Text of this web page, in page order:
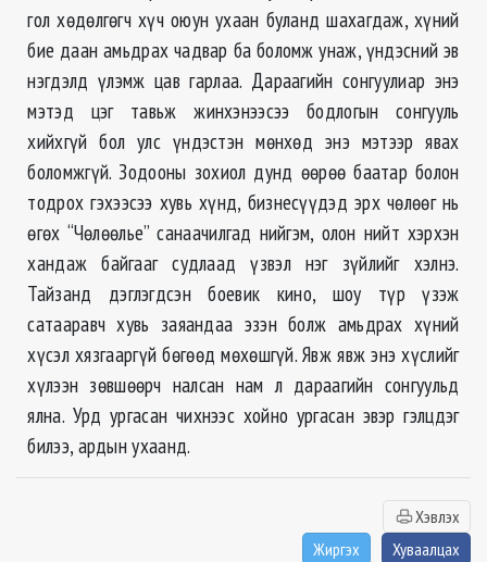
гол хөдөлгөгч хүч оюун ухаан буланд шахагдаж, хүний
бие даан амьдрах чадвар ба боломж унаж, үндэсний эв
нэгдэлд үлэмж цав гарлаа. Дараагийн сонгуулиар энэ
мэтэд цэг тавьж жинхэнээсээ бодлогын сонгууль
хийхгүй бол улс үндэстэн мөнхөд энэ мэтээр явах
боломжгүй. Зодооны зохиол дунд өөрөө баатар болон
тодрох гэхээсээ хувь хүнд, бизнесүүдэд эрх чөлөөг нь
өгөх “Чөлөөлье” санаачилгад нийгэм, олон нийт хэрхэн
хандаж байгааг судлаад үзвэл нэг зүйлийг хэлнэ.
Тайзанд дэглэгдсэн боевик кино, шоу түр үзэж
сатааравч хувь заяандаа эзэн болж амьдрах хүний
хүсэл хязгааргүй бөгөөд мөхөшгүй. Явж явж энэ хүслийг
хүлээн зөвшөөрч налсан нам л дараагийн сонгуульд
ялна. Урд ургасан чихнээс хойно ургасан эвэр гэлцдэг
билээ, ардын ухаанд.
Хэвлэх
Жиргэх
Хуваалцах